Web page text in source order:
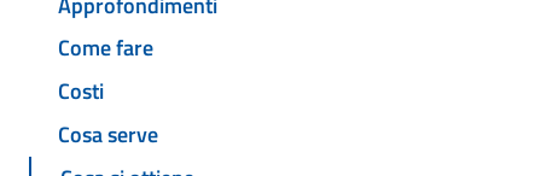
Come fare
Costi
Cosa serve